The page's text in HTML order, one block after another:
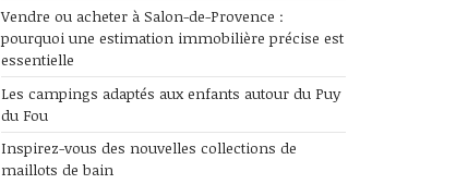
Vendre ou acheter à Salon-de-Provence :
pourquoi une estimation immobilière précise est
essentielle
Les campings adaptés aux enfants autour du Puy
du Fou
Inspirez-vous des nouvelles collections de
maillots de bain